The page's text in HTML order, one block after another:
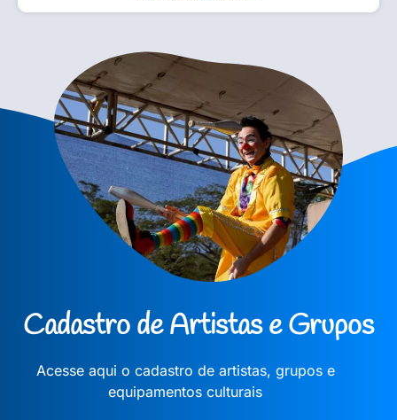
Cadastro de Artistas e Grupos
Acesse aqui o cadastro de artistas, grupos e
equipamentos culturais